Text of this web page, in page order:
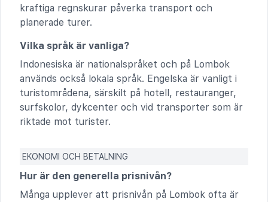
kraftiga regnskurar påverka transport och
planerade turer.
Vilka språk är vanliga?
Indonesiska är nationalspråket och på Lombok
används också lokala språk. Engelska är vanligt i
turistområdena, särskilt på hotell, restauranger,
surfskolor, dykcenter och vid transporter som är
riktade mot turister.
EKONOMI OCH BETALNING
Hur är den generella prisnivån?
Många upplever att prisnivån på Lombok ofta är